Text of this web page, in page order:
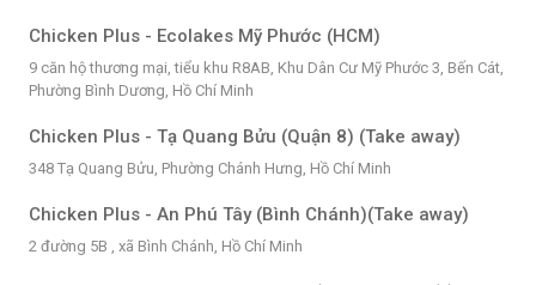
Chicken Plus - Ecolakes Mỹ Phước (HCM)
9 căn hộ thương mại, tiểu khu R8AB, Khu Dân Cư Mỹ Phước 3, Bến Cát,
Phường Bình Dương, Hồ Chí Minh
Chicken Plus - Tạ Quang Bửu (Quận 8) (Take away)
348 Tạ Quang Bửu, Phường Chánh Hưng, Hồ Chí Minh
Chicken Plus - An Phú Tây (Bình Chánh)(Take away)
2 đường 5B , xã Bình Chánh, Hồ Chí Minh